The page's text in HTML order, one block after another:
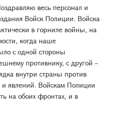
весь персонал и
Войск Полиции. Войска
в горниле войны, на
когда наше
с одной стороны
противнику, с другой –
внутри страны против
явлений. Войскам Полиции
на обоих фронтах, и в